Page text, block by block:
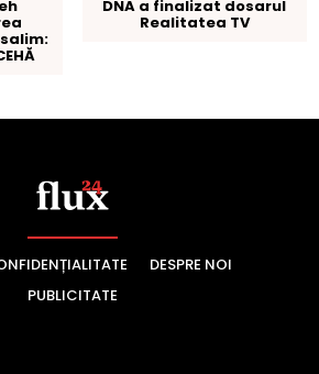
DESPRE NOI
PUBLICITATE